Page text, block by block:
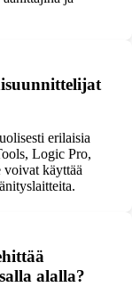
erilaisia
Logic Pro,
käyttää
alalla?